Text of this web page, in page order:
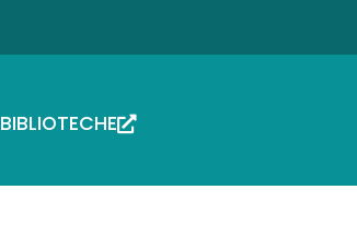
BIBLIOTECHE